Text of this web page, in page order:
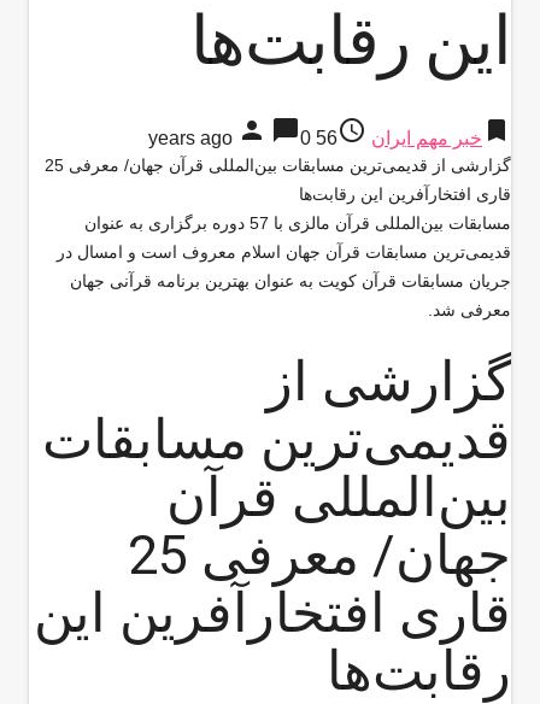
این رقابت‌ها
bookmark خبر مهم ایران access_time
56 years ago
person chat_bubble0
گزارشی از قدیمی‌ترین مسابقات بین‌المللی قرآن جهان/ معرفی 25
قاری افتخار‌آفرین این رقابت‌ها
مسابقات بین‌المللی قرآن مالزی با 57 دوره برگزاری به عنوان
قدیمی‌ترین مسابقات قرآن جهان اسلام معروف است و امسال در
جریان مسابقات قرآن کویت به عنوان بهترین برنامه قرآنی جهان
معرفی شد.
گزارشی از
قدیمی‌ترین مسابقات
بین‌المللی قرآن
جهان/ معرفی 25
قاری افتخار‌آفرین این
رقابت‌ها